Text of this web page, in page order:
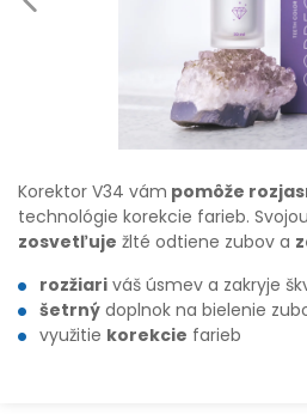
Korektor V34 vám pomôže
technológie korekcie farieb.
zosvetľuje žlté odtiene zubov a
rozžiari váš úsmev a zakryje
šetrný doplnok na bielenie
využitie korekcie farieb